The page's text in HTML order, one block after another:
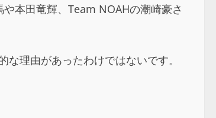
本田竜輝、Team NOAHの潮崎豪さ
理由があったわけではないです。